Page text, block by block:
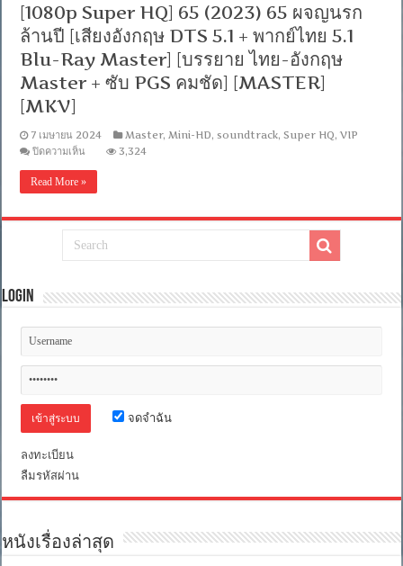
[1080p Super HQ] 65 (2023) 65 ผจญนรก
ล้านปี [เสียงอังกฤษ DTS 5.1 + พากย์ไทย 5.1
Blu-Ray Master] [บรรยาย ไทย-อังกฤษ
Master + ซับ PGS คมชัด] [MASTER]
[MKV]
7 เมษายน 2024 Master, Mini-HD, soundtrack,Super HQ,VIP
ปิดความเห็น
HQ]
(2023)
ผจญ
ปี
[เสียง
5.1
Ray
PGS
3,324
Read More »
Login
จดจำฉัน
ลงทะเบียน
ลืมรหัสผ่าน
หนังเรื่องล่าสุด